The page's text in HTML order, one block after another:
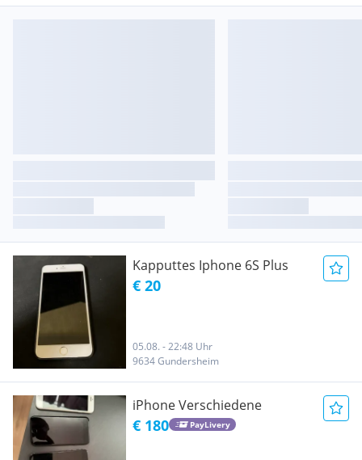
Kapputtes Iphone 6S Plus
€ 20
05.08. - 22:48 Uhr
9634 Gundersheim
iPhone Verschiedene
€ 180 PayLivery